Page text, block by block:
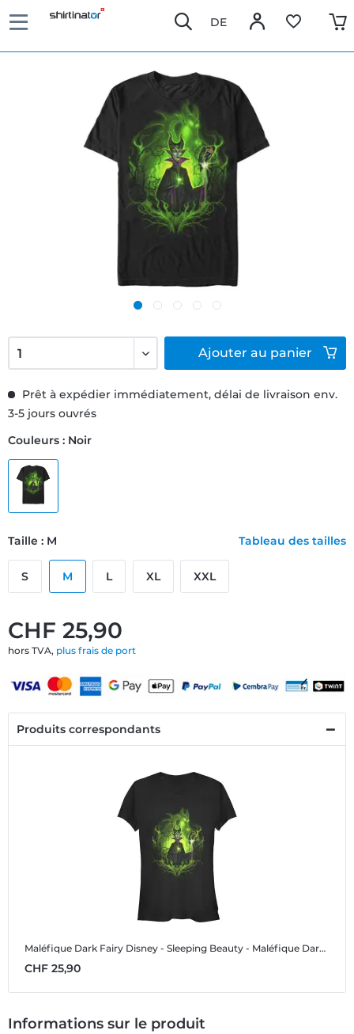
DE
CHF 25,90
hors TVA, plus frais de port
Prêt à expédier immédiatement, délai de livraison env.
3-5 jours ouvrés
Couleurs : Noir
Taille : M Tableau des tailles
S M L XL XXL
Ajouter au panier
Produits correspondants
Maléfique Dark Fairy Disney - Sleeping Beauty - Maléfique Dark Fairy - Femme T-shirt
CHF 25,90
Informations sur le produit